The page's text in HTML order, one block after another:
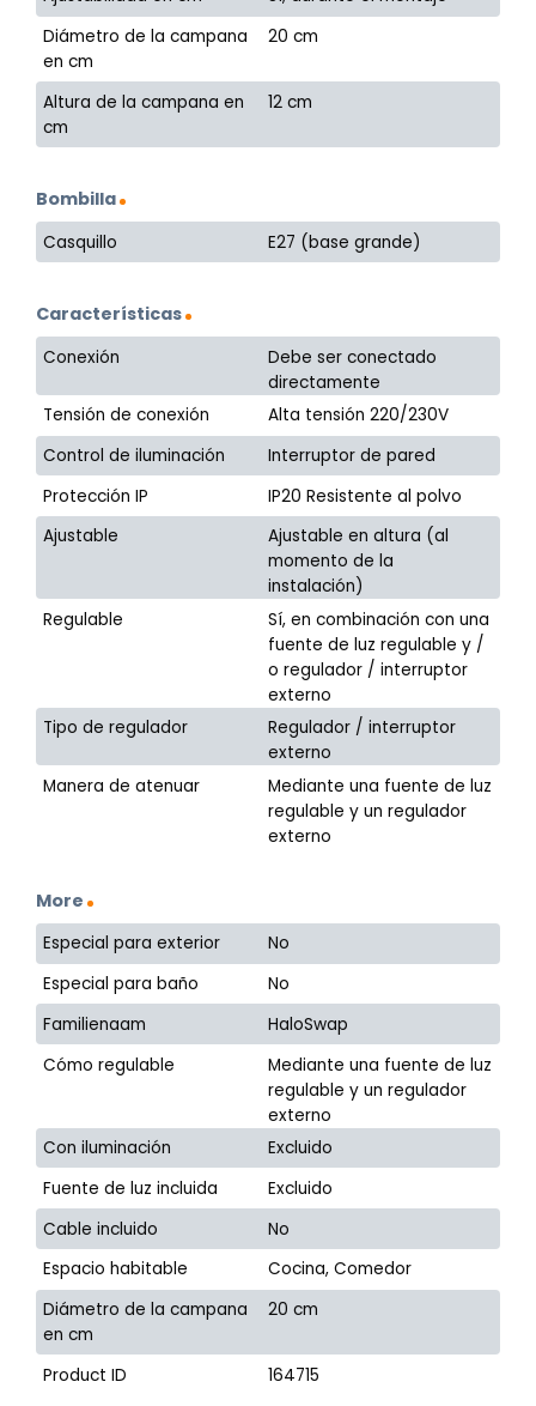
Diámetro de la campana
en cm
20 cm
Altura de la campana en
cm
12 cm
Bombilla
Casquillo E27 (base grande)
Características
Conexión
Debe ser conectado
directamente
Tensión de conexión
Alta tensión 220/230V
Control de iluminación
Interruptor de pared
Protección IP
IP20 Resistente al polvo
Ajustable
Ajustable en altura (al
momento de la
instalación)
Regulable
Sí, en combinación con una
fuente de luz regulable y /
o regulador / interruptor
externo
Tipo de regulador
Regulador / interruptor
externo
Manera de atenuar
Mediante una fuente de luz
regulable y un regulador
externo
More
Especial para exterior
No
Especial para baño
No
Familienaam
HaloSwap
Cómo regulable
Mediante una fuente de luz
regulable y un regulador
externo
Con iluminación
Excluido
Fuente de luz incluida
Excluido
Cable incluido
No
Espacio habitable
Cocina, Comedor
Diámetro de la campana
en cm
20 cm
Product ID 164715